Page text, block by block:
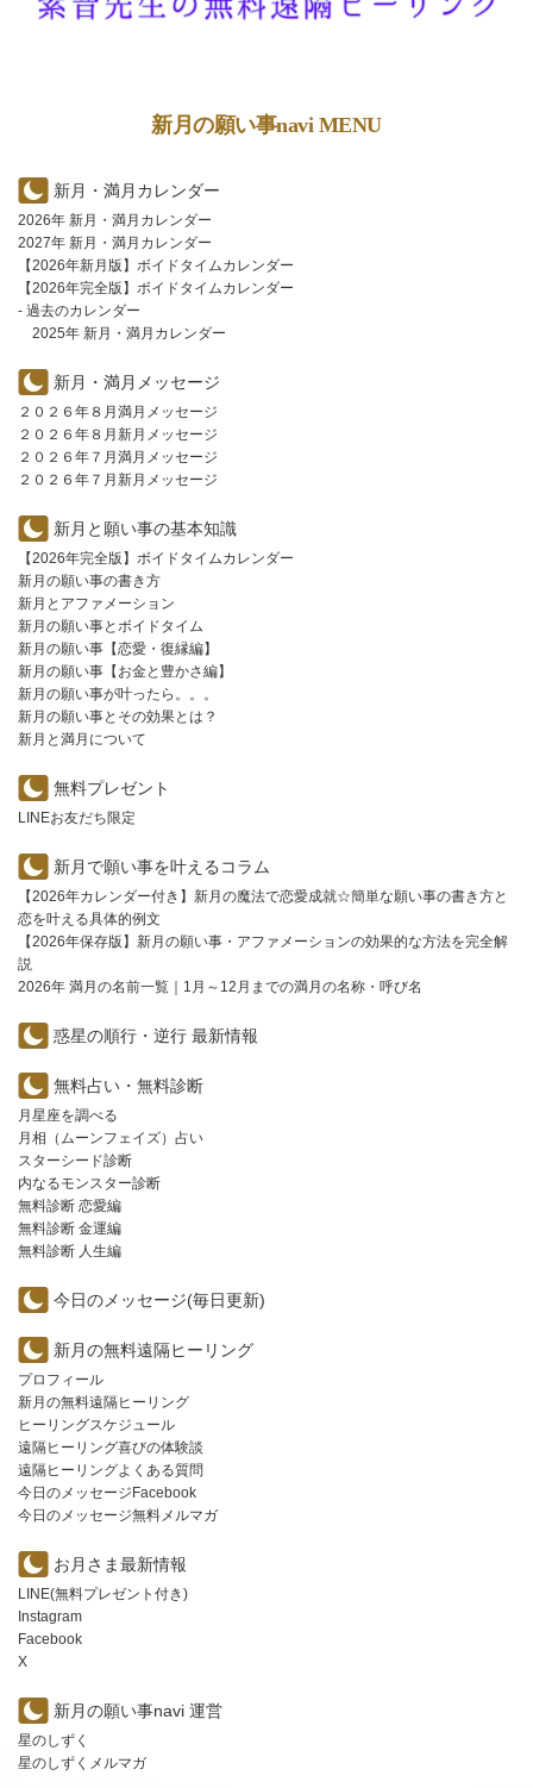
新月の願い事navi MENU
新月・満月カレンダー
2026年 新月・満月カレンダー
2027年 新月・満月カレンダー
【2026年新月版】ボイドタイムカレンダー
【2026年完全版】ボイドタイムカレンダー
- 過去のカレンダー
2025年 新月・満月カレンダー
新月・満月メッセージ
２０２６年８月満月メッセージ
２０２６年８月新月メッセージ
２０２６年７月満月メッセージ
２０２６年７月新月メッセージ
新月と願い事の基本知識
【2026年完全版】ボイドタイムカレンダー
新月の願い事の書き方
新月とアファメーション
新月の願い事とボイドタイム
新月の願い事【恋愛・復縁編】
新月の願い事【お金と豊かさ編】
新月の願い事が叶ったら。。。
新月の願い事とその効果とは？
新月と満月について
無料プレゼント
LINEお友だち限定
新月で願い事を叶えるコラム
【2026年カレンダー付き】新月の魔法で恋愛成就☆簡単な願い事の書き方と
恋を叶える具体的例文
【2026年保存版】新月の願い事・アファメーションの効果的な方法を完全解
説
2026年 満月の名前一覧｜1月～12月までの満月の名称・呼び名
惑星の順行・逆行 最新情報
無料占い・無料診断
月星座を調べる
月相（ムーンフェイズ）占い
スターシード診断
内なるモンスター診断
無料診断 恋愛編
無料診断 金運編
無料診断 人生編
今日のメッセージ(毎日更新)
新月の無料遠隔ヒーリング
プロフィール
新月の無料遠隔ヒーリング
ヒーリングスケジュール
遠隔ヒーリング喜びの体験談
遠隔ヒーリングよくある質問
今日のメッセージFacebook
今日のメッセージ無料メルマガ
お月さま最新情報
LINE(無料プレゼント付き)
Instagram
Facebook
X
新月の願い事navi 運営
星のしずく
星のしずくメルマガ